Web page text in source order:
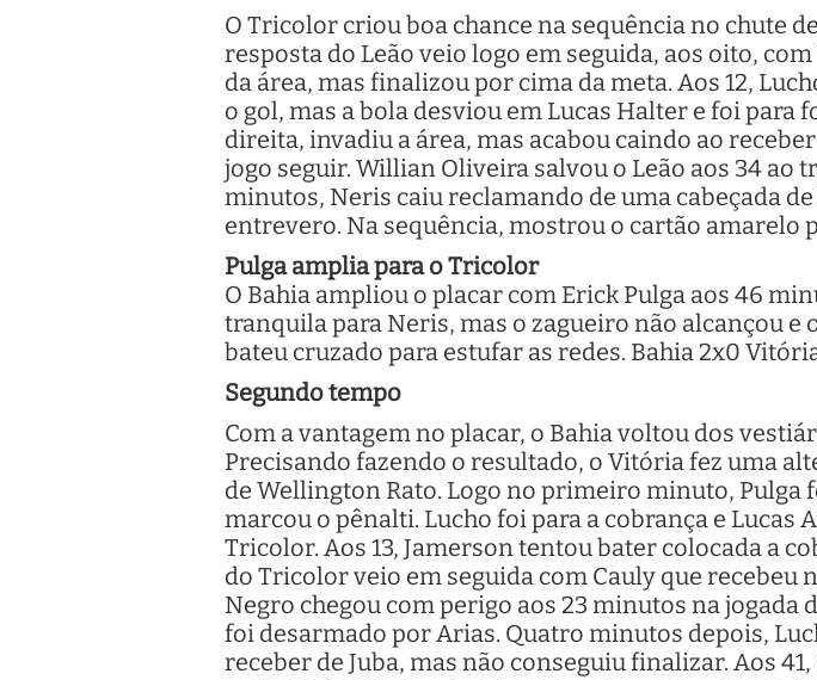
O Tricolor criou boa chance na sequência no chute
resposta do Leão veio logo em seguida, aos oito,
da área, mas finalizou por cima da meta. Aos 12,
o gol, mas a bola desviou em Lucas Halter e foi para
direita, invadiu a área, mas acabou caindo ao
jogo seguir. Willian Oliveira salvou o Leão aos 34 ao
minutos, Neris caiu reclamando de uma cabeçada
entrevero. Na sequência, mostrou o cartão amarelo
Pulga amplia para o Tricolor
O Bahia ampliou o placar com Erick Pulga aos 46
tranquila para Neris, mas o zagueiro não alcançou e
bateu cruzado para estufar as redes. Bahia 2x0
Segundo tempo
Com a vantagem no placar, o Bahia voltou dos
Precisando fazendo o resultado, o Vitória fez uma
de Wellington Rato. Logo no primeiro minuto,
marcou o pênalti. Lucho foi para a cobrança e Lucas
Tricolor. Aos 13, Jamerson tentou bater colocada a
do Tricolor veio em seguida com Cauly que recebeu
Negro chegou com perigo aos 23 minutos na jogada
foi desarmado por Arias. Quatro minutos depois,
receber de Juba, mas não conseguiu finalizar. Aos